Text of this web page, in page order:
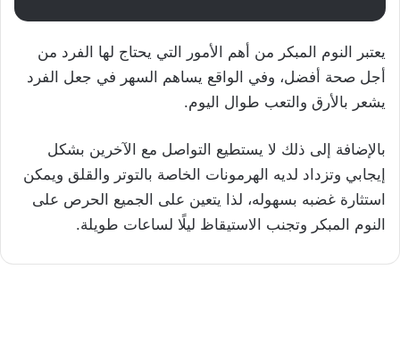
يعتبر النوم المبكر من أهم الأمور التي يحتاج لها الفرد من
أجل صحة أفضل، وفي الواقع يساهم السهر في جعل الفرد
يشعر بالأرق والتعب طوال اليوم.
بالإضافة إلى ذلك لا يستطيع التواصل مع الآخرين بشكل
إيجابي وتزداد لديه الهرمونات الخاصة بالتوتر والقلق ويمكن
استثارة غضبه بسهوله، لذا يتعين على الجميع الحرص على
النوم المبكر وتجنب الاستيقاظ ليلًا لساعات طويلة.